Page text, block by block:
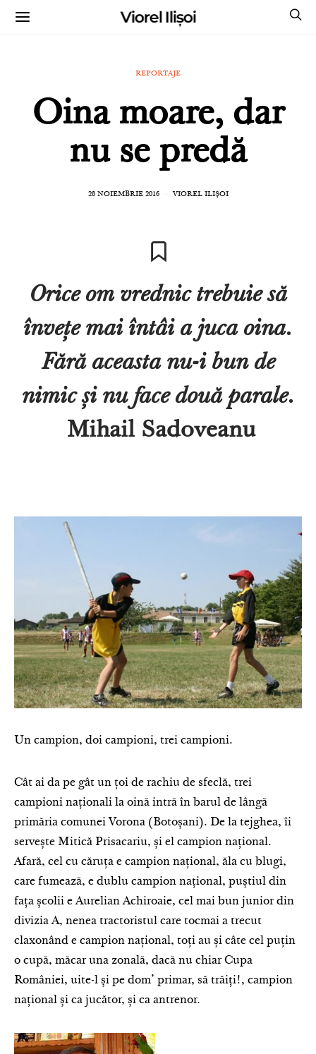
Viorel Ilișoi
REPORTAJE
Oina moare, dar
nu se predă
28 NOIEMBRIE 2016 VIOREL ILIȘOI
Orice om vrednic trebuie să
învețe mai întâi a juca oina.
Fără aceasta nu-i bun de
nimic și nu face două parale.
Mihail Sadoveanu
Un campion, doi campioni, trei campioni.
Cât ai da pe gât un țoi de rachiu de sfeclă, trei
campioni naționali la oină intră în barul de lângă
primăria comunei Vorona (Botoșani). De la tejghea, îi
servește Mitică Prisacariu, și el campion național.
Afară, cel cu căruța e campion național, ăla cu blugi,
care fumează, e dublu campion național, puștiul din
fața școlii e Aurelian Achiroaie, cel mai bun junior din
divizia A, nenea tractoristul care tocmai a trecut
claxonând e campion național, toți au și câte cel puțin
o cupă, măcar una zonală, dacă nu chiar Cupa
României, uite-l și pe dom’ primar, să trăiți!, campion
național și ca jucător, și ca antrenor.
CUMPĂRĂ CĂRȚILE MELE CU AUTOGRAF